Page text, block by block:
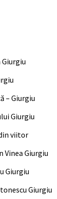
– Giurgiu
Giurgiu
viitor
Vinea Giurgiu
Giurgiu
Giurgiu